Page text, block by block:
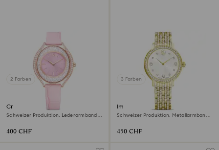
2 Farben
Crystalline aura Uhr
Schweizer Produktion, Lederarmband,
400 CHF
3 Farben
Imber Uhr
Schweizer Produktion, Metallarmband,
450 CHF